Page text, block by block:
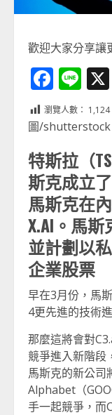
歡迎大家分享讓
瀏覽人數： 1,124
圖/
特斯拉（
斯克成立
馬斯克在
X.AI。馬
並計劃以
企業股票
早在3月份，馬
4更先進的技術
那麼這將會對
競爭進入新階段
馬斯克的新公司
Alphabet（
手一起競爭，而